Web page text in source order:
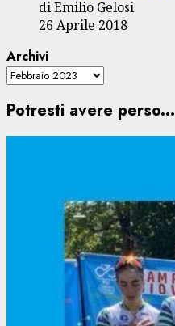
di Emilio Gelosi
26 Aprile 2018
Archivi
Potresti avere perso...